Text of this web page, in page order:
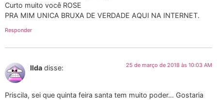
Curto muito você ROSE
PRA MIM UNICA BRUXA DE VERDADE AQUI NA INTERNET.
Responder
Ilda disse: 25 de março de 2018 às 10:03 AM
Priscila, sei que quinta feira santa tem muito poder… Gostaria